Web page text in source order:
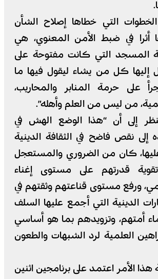
التي خطاها إصلاح الشأن
أثرا في ضبط الأمن المعنوي، هي
المسجد التي كانت مفتوحة على
إليها كل من يشاء ليقول فيها ما
على حرمة المنابر والمحاريب،
من ليس من العلم وأهله”.
إلى أن “هذا الوضع الهش في
إلى نقص فاضح في الثقافة الدينية
كان من الضروري والمستعجل
تقوية قدرتهم على مستوى إغناء
ورفع مستوى قناعتهم وثقتهم في
الدينية التي أجمع عليها السلف
أمتهم، وتزويدهم بما هو أساسي
العلمية لرد الشبهات والطعون
هذا الأمر اعتمد على برنامجين اثنين